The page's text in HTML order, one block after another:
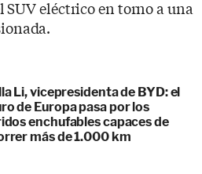
eléctrico en torno a una
Li, vicepresidenta de BYD: el
de Europa pasa por los
enchufables capaces de
más de 1.000 km